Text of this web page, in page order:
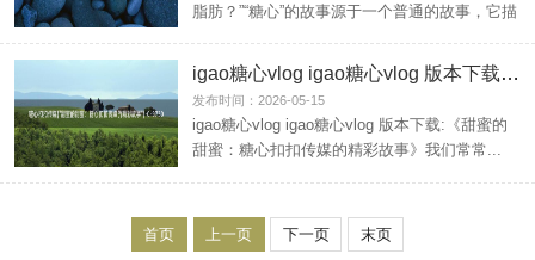
脂肪？”“糖心”的故事源于一个普通的故事，它描
igao糖心vlog igao糖心vlog 版本下载：糖心扣扣传媒(\"甜蜜的甜蜜：糖心扣扣传媒的精彩故事\")
发布时间：2026-05-15
igao糖心vlog igao糖心vlog 版本下载:《甜蜜的
甜蜜：糖心扣扣传媒的精彩故事》我们常常...
首页 上一页 下一页 末页